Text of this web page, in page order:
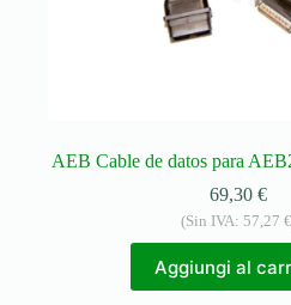
AEB Cable de datos para
69,30€
(Sin IVA: 57,27 €
Aggiungi al